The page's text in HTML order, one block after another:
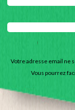
Votre adresse email ne
Vous pourrez